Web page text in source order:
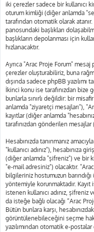
iki çerezler sadece bir kullanıcı
oturum kimliği (diğer anlamda
tarafından otomatik olarak
panosundaki başlıkları
başlıkların depolanması için
hızlanacaktır.
Ayrıca "Arac Proje Forum" mesaj
çerezler oluşturabiliriz, buna
dışında sadece phpBB
İkinci konu ise tarafınızdan
bunlarla sınırlı değildir: bir
anlamda "ziyaretçi mesajları"),
kayıtlar (diğer anlamda
tarafınızdan gönderilen mesajlar
Hesabınızda tanınmanız
"kullanıcı adınız"), hesabınıza
(diğer anlamda "şifreniz") ve bir
"e-mail adresiniz") olacaktır.
bilgileriniz hostumuzun
yöntemiyle korunmaktadır. Kayıt
istenen kullanıcı adınız,
da isteğe bağlı olacağı “Arac
Bütün bunlara karşı,
görüntülenebileceğini seçme
yazılımından otomatik e-